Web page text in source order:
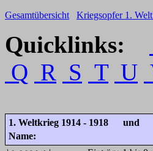
Gesamtübersicht Kriegsopfer 1.
Quicklinks:
Q R S T U
1. Weltkrieg 1914 - 1918 und
Name: